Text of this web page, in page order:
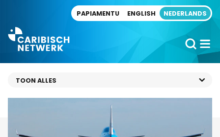
PAPIAMENTU ENGLISH NEDERLANDS